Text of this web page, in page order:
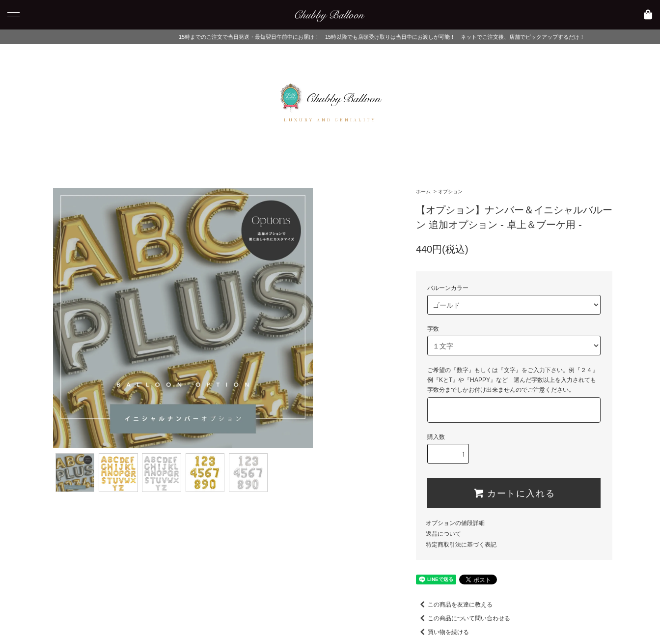
15時までのご注文で当日発送・最短翌日午前中にお届け！ 15時以降でも店頭受け取りは当日中にお渡しが可能！ ネットでご注文後、店舗でピックアップするだけ！
LUXURY AND GENIALITY
ホーム > オプション
【オプション】ナンバー＆イニシャルバルー
ン 追加オプション - 卓上＆ブーケ用 -
440円(税込)
バルーンカラー
字数
ご希望の『数字』もしくは『文字』をご入力下さい。例『２４』
例『KとT』や『HAPPY』など 選んだ字数以上を入力されても
字数分までしかお付け出来ませんのでご注意ください。
購入数
カートに入れる
オプションの値段詳細
返品について
特定商取引法に基づく表記
この商品を友達に教える
この商品について問い合わせる
買い物を続ける